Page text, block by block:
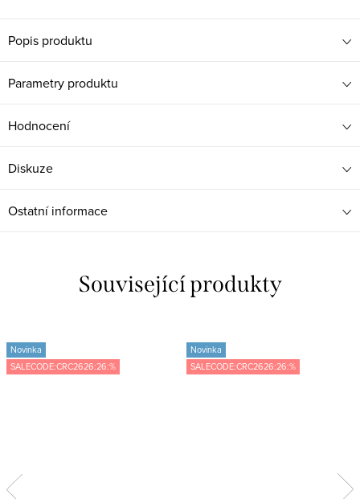
Popis produktu
Parametry produktu
Hodnocení
Diskuze
Ostatní informace
Související produkty
Novinka
SALECODE:CRC2626:26:%
Novinka
SALECODE:CRC2626:26:%